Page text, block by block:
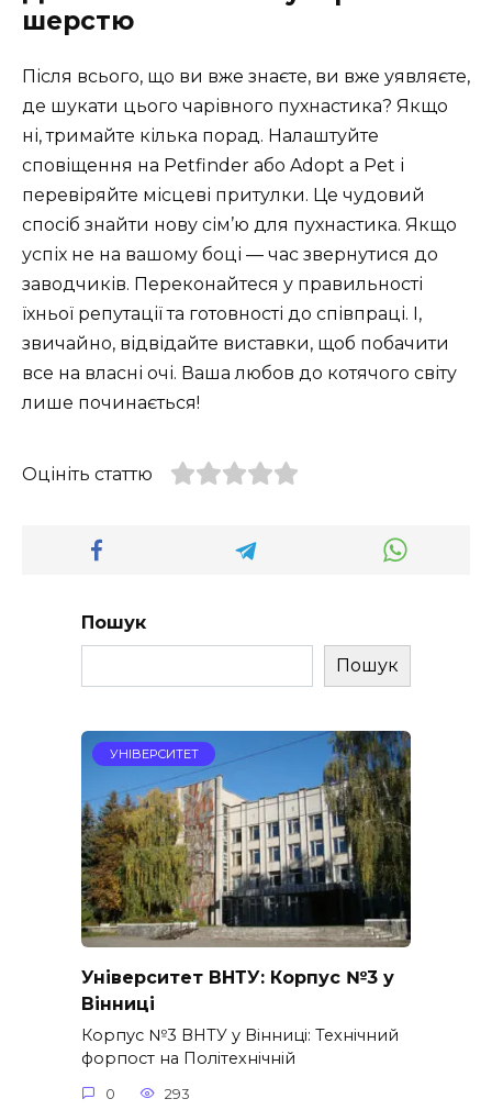
шерстю
Після всього, що ви вже знаєте, ви вже уявляєте,
де шукати цього чарівного пухнастика? Якщо
ні, тримайте кілька порад. Налаштуйте
сповіщення на Petfinder або Adopt a Pet і
перевіряйте місцеві притулки. Це чудовий
спосіб знайти нову сім’ю для пухнастика. Якщо
успіх не на вашому боці — час звернутися до
заводчиків. Переконайтеся у правильності
їхньої репутації та готовності до співпраці. І,
звичайно, відвідайте виставки, щоб побачити
все на власні очі. Ваша любов до котячого світу
лише починається! ‍
Оцініть статтю
Пошук
Пошук
УНІВЕРСИТЕТ
Університет ВНТУ: Корпус №3 у
Вінниці
Корпус №3 ВНТУ у Вінниці: Технічний
форпост на Політехнічній
0 293